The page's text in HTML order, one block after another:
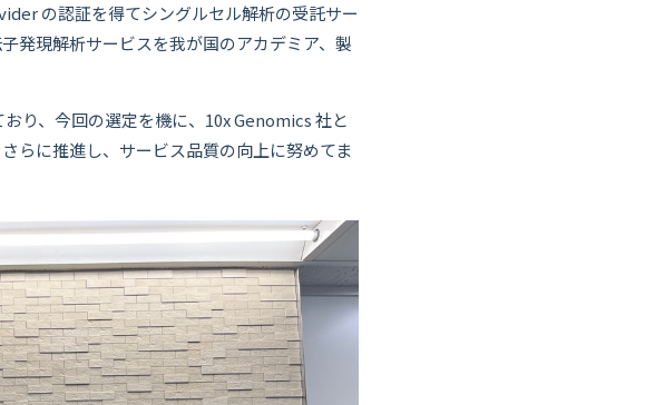
の認証を得てシングルセル解析の受託サー
発現解析サービスを我が国のアカデミア、製
り、今回の選定を機に、10x Genomics 社と
らに推進し、サービス品質の向上に努めてま